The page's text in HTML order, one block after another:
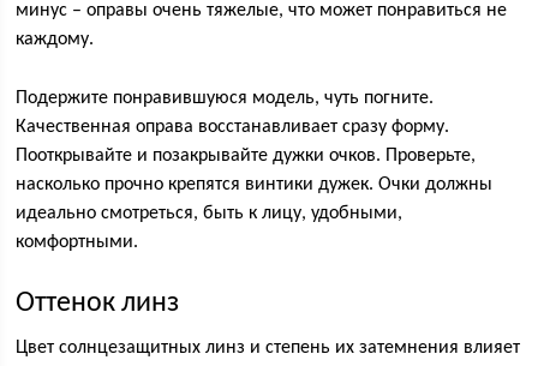
минус – оправы очень тяжелые, что может понравиться не
каждому.
Подержите понравившуюся модель, чуть погните.
Качественная оправа восстанавливает сразу форму.
Пооткрывайте и позакрывайте дужки очков. Проверьте,
насколько прочно крепятся винтики дужек. Очки должны
идеально смотреться, быть к лицу, удобными,
комфортными.
Оттенок линз
Цвет солнцезащитных линз и степень их затемнения влияет